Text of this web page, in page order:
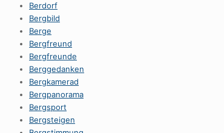
Berdorf
Bergbild
Berge
Bergfreund
Bergfreunde
Berggedanken
Bergkamerad
Bergpanorama
Bergsport
Bergsteigen